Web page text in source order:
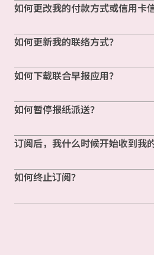
如何更改我的付款方式或信用卡
如何更新我的联络方式？
如何下载联合早报应用？
如何暂停报纸派送？
订阅后，我什么时候开始收到我
如何终止订阅？